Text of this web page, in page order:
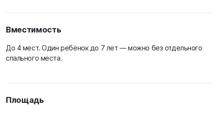
Вместимость
До 4 мест. Один ребёнок до 7 лет — можно без отдельного
спального места.
Площадь